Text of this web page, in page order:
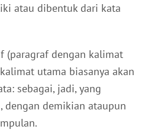
atau dibentuk dari kata
(paragraf dengan kalimat
utama biasanya akan
sebagai, jadi, yang
dengan demikian ataupun